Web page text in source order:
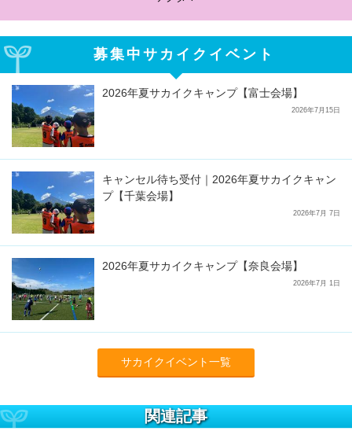
募集中サカイクイベント
2026年夏サカイクキャンプ【富士会場】
2026年7月15日
キャンセル待ち受付｜2026年夏サカイクキャン
プ【千葉会場】
2026年7月 7日
2026年夏サカイクキャンプ【奈良会場】
2026年7月 1日
サカイクイベント一覧
関連記事